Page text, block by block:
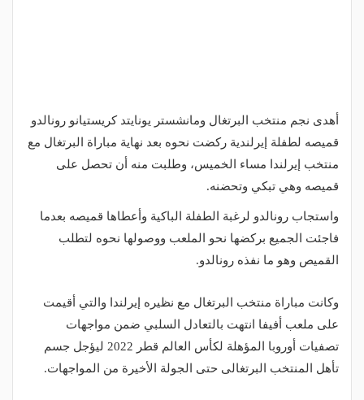
أهدى نجم منتخب البرتغال ومانشستر يونايتد كريستيانو رونالدو
قميصه لطفلة إيرلندية ركضت نحوه بعد نهاية مباراة البرتغال مع
منتخب إيرلندا مساء الخميس، وطلبت منه أن تحصل على
قميصه وهي تبكي وتحضنه.
واستجاب رونالدو لرغبة الطفلة الباكية وأعطاها قميصه بعدما
فاجئت الجميع بركضها نحو الملعب ووصولها نحوه لتطلب
القميص وهو ما نفذه رونالدو.
وكانت مباراة منتخب البرتغال مع نظيره إيرلندا والتي أقيمت
على ملعب أفيفا انتهت بالتعادل السلبي ضمن مواجهات
تصفيات أوروبا المؤهلة لكأس العالم قطر 2022 ليؤجل جسم
تأهل المنتخب البرتغالى حتى الجولة الأخيرة من المواجهات.